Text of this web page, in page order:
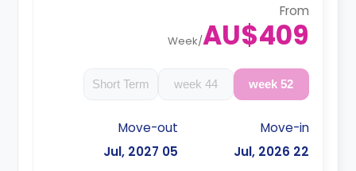
booking.
From
AU$409
/
Week
52 week
44 week
Short Term
Move-in
22 Jul, 2026
Move-out
05 Jul, 2027